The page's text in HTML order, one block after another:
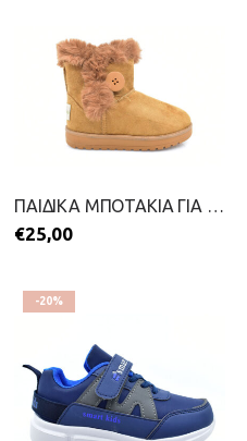
ΠΑΙΔΙΚΑ ΜΠΟΤΑΚΙΑ ΓΙΑ ΚΟΡΙΤΣΙΑ-SMART KIDS-2211-0080-ΚΑΜΕΛ
€25,00
-20%